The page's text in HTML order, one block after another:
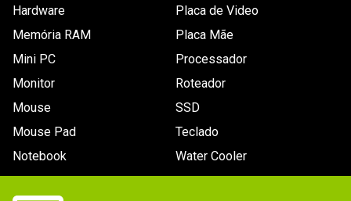
Hardware
Memória RAM
Mini PC
Monitor
Mouse
Mouse Pad
Notebook
Placa de Video
Placa Mãe
Processador
Roteador
SSD
Teclado
Water Cooler